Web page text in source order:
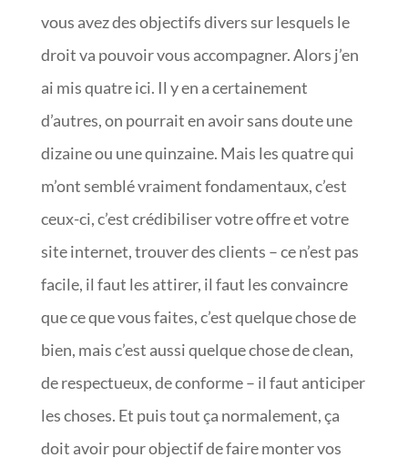
vous avez des objectifs divers sur lesquels le
droit va pouvoir vous accompagner. Alors j’en
ai mis quatre ici. Il y en a certainement
d’autres, on pourrait en avoir sans doute une
dizaine ou une quinzaine. Mais les quatre qui
m’ont semblé vraiment fondamentaux, c’est
ceux-ci, c’est crédibiliser votre offre et votre
site internet, trouver des clients – ce n’est pas
facile, il faut les attirer, il faut les convaincre
que ce que vous faites, c’est quelque chose de
bien, mais c’est aussi quelque chose de clean,
de respectueux, de conforme – il faut anticiper
les choses. Et puis tout ça normalement, ça
doit avoir pour objectif de faire monter vos